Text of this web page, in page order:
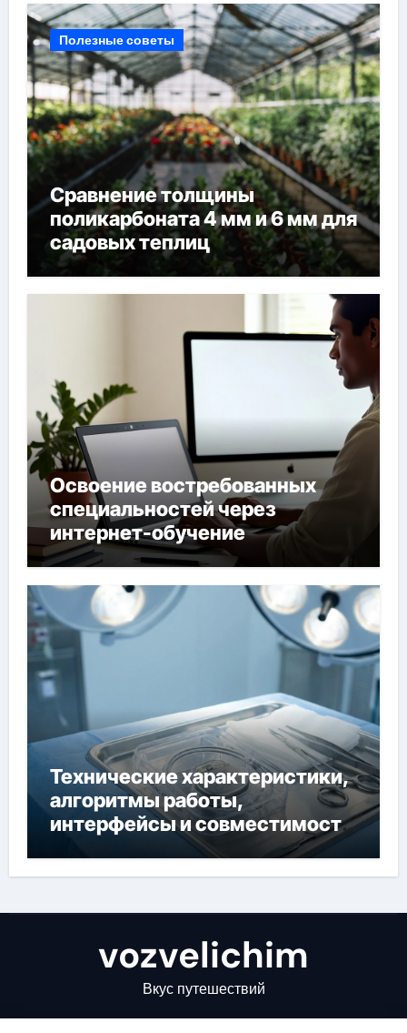
Полезные советы
Сравнение толщины
поликарбоната 4 мм и 6 мм для
садовых теплиц
Освоение востребованных
специальностей через
интернет-обучение
Технические характеристики,
алгоритмы работы,
интерфейсы и совместимость
двухкамерного ЭКС Apollo DR
vozvelichim
Вкус путешествий